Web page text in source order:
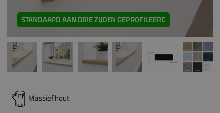
STANDAARD AAN DRIE ZIJDEN GEPROFILEERD
Massief hout